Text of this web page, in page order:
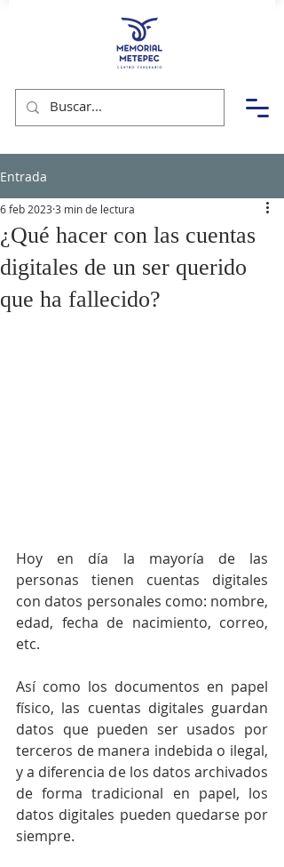
Entrada
¿Qué hacer con las cuentas
digitales de un ser querido
que ha fallecido?
6 feb 2023 3 min de lectura
Hoy en día la mayoría de las
personas tienen cuentas digitales
con datos personales como: nombre,
edad, fecha de nacimiento, correo,
etc.
Así como los documentos en papel
físico, las cuentas digitales guardan
datos que pueden ser usados por
terceros de manera indebida o ilegal,
y a diferencia de los datos archivados
de forma tradicional en papel, los
datos digitales pueden quedarse por
siempre.